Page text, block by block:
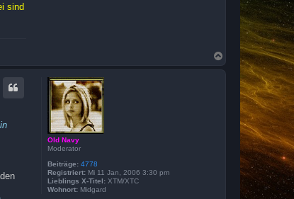
sind
a
c
Old Navy
Moderator
Beiträge: 4778
Registriert: Mi 11 Jan, 2006 3:30 pm
Lieblings X-Titel: XTM/XTC
Wohnort: Midgard